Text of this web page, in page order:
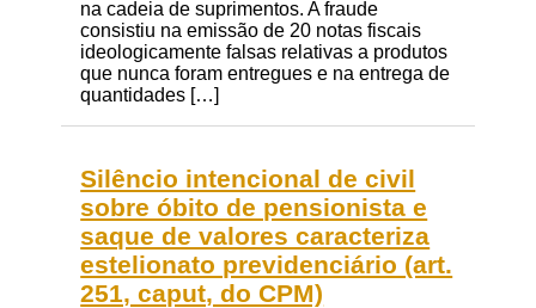
na cadeia de suprimentos. A fraude
consistiu na emissão de 20 notas fiscais
ideologicamente falsas relativas a produtos
que nunca foram entregues e na entrega de
quantidades […]
Silêncio intencional de civil
sobre óbito de pensionista e
saque de valores caracteriza
estelionato previdenciário (art.
251, caput, do CPM)